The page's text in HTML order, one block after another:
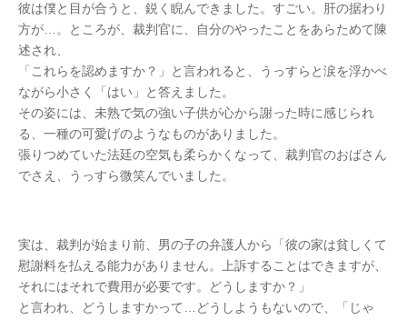
彼は僕と目が合うと、鋭く睨んできました。すごい。肝の据わり
方が…。ところが、裁判官に、自分のやったことをあらためて陳
述され、
「これらを認めますか？」と言われると、うっすらと涙を浮かべ
ながら小さく「はい」と答えました。
その姿には、未熟で気の強い子供が心から謝った時に感じられ
る、一種の可愛げのようなものがありました。
張りつめていた法廷の空気も柔らかくなって、裁判官のおばさん
でさえ、うっすら微笑んでいました。
実は、裁判が始まり前、男の子の弁護人から「彼の家は貧しくて
慰謝料を払える能力がありません。上訴することはできますが、
それにはそれで費用が必要です。どうしますか？」
と言われ、どうしますかって…どうしようもないので、「じゃ